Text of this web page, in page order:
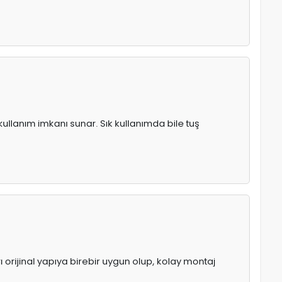
imkanı sunar. Sık kullanımda bile tuş
yapıya birebir uygun olup, kolay montaj